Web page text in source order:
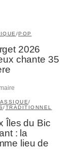
/POP
2026
chante 35
/
/TRADITIONNEL
Îles du Bic
: la
lieu de